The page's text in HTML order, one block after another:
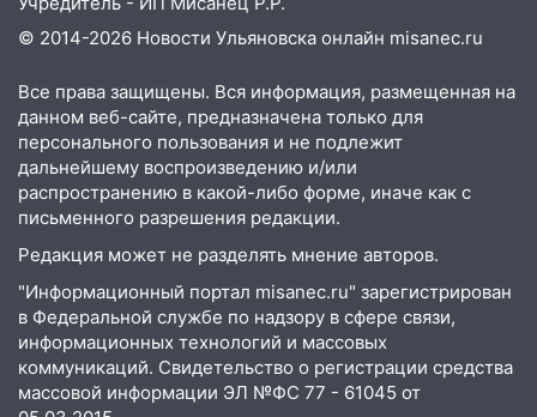
13:22 Упавшие деревья перекрыли
13:17 Непогода в Ульяновске не
закончится сегодня: сильные ливни
сохранятся 9 августа
13:15 Трижды «брал в долг» без спроса:
знакомого 191 тысячу рублей
13:14 Ураган оторвал светофор на
проспекте Филатова в Ульяновске
13:12 Дерево пробило крышу дома на
Новгородской в Ульяновске и рухнуло
© 2014-2026 Новости Ульяновска онлайн misanec.ru
Все права защищены. Вся информация, размещенная на
данном веб-сайте, предназначена только для
персонального пользования и не подлежит
дальнейшему воспроизведению и/или
распространению в какой-либо форме, иначе как с
письменного разрешения редакции.
Редакция может не разделять мнение авторов.
"Информационный портал misanec.ru" зарегистрирован
в Федеральной службе по надзору в сфере связи,
информационных технологий и массовых
коммуникаций. Свидетельство о регистрации средства
массовой информации ЭЛ №ФС 77 - 61045 от